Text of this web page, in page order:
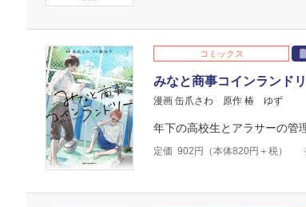
コミックス
みなと商事コインランド
漫画 缶爪さわ 原作 椿 ゆず
年下の高校生とアラサーの管
定価 902 円（本体820円＋税）